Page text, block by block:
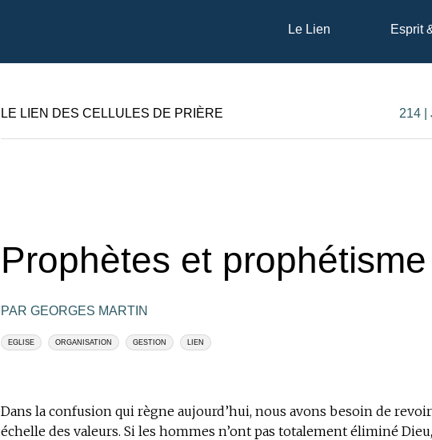
Le Lien Esprit
LE LIEN DES CELLULES DE PRIÈRE 214 |
Prophètes et prophétisme
PAR GEORGES MARTIN
EGLISE ORGANISATION GESTION LIEN
Dans la confusion qui règne aujourd’hui, nous avons besoin de
échelle des valeurs. Si les hommes n’ont pas totalement éliminé Dieu,